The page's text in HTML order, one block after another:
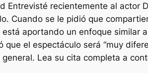
Entrevisté recientemente al actor
Cuando se le pidió que
aportando un enfoque similar
que el espectáculo será “muy
Lea su cita completa a